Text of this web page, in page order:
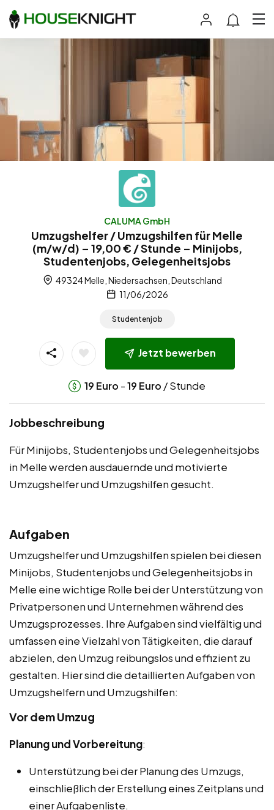
CALUMA GmbH
Umzugshelfer / Umzugshilfen für Melle
(m/w/d) – 19,00 € / Stunde – Minijobs,
Studentenjobs, Gelegenheitsjobs
49324 Melle, Niedersachsen, Deutschland
11/06/2026
Studentenjob
Jetzt bewerben
19 Euro -19 Euro / Stunde
Jobbeschreibung
Für Minijobs, Studentenjobs und Gelegenheitsjobs
in Melle werden ausdauernde und motivierte
Umzugshelfer und Umzugshilfen gesucht.
Aufgaben
Umzugshelfer und Umzugshilfen spielen bei diesen
Minijobs, Studentenjobs und Gelegenheitsjobs in
Melle eine wichtige Rolle bei der Unterstützung von
Privatpersonen und Unternehmen während des
Umzugsprozesses. Ihre Aufgaben sind vielfältig und
umfassen eine Vielzahl von Tätigkeiten, die darauf
abzielen, den Umzug reibungslos und effizient zu
gestalten. Hier sind die detaillierten Aufgaben von
Umzugshelfern und Umzugshilfen:
Vor dem Umzug
Planung und Vorbereitung:
Unterstützung bei der Planung des Umzugs,
einschließlich der Erstellung eines Zeitplans und
einer Aufgabenliste.